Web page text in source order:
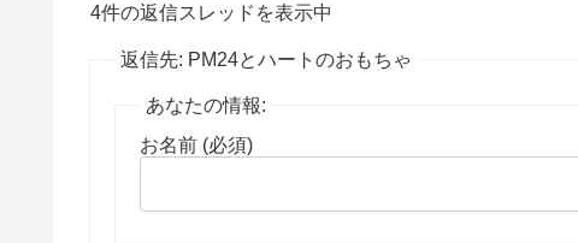
4件の返信スレッドを表示中
返信先: PM24とハートのおもちゃ
あなたの情報:
お名前 (必須)